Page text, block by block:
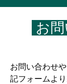
お
お問い合わせ
記フォームよ